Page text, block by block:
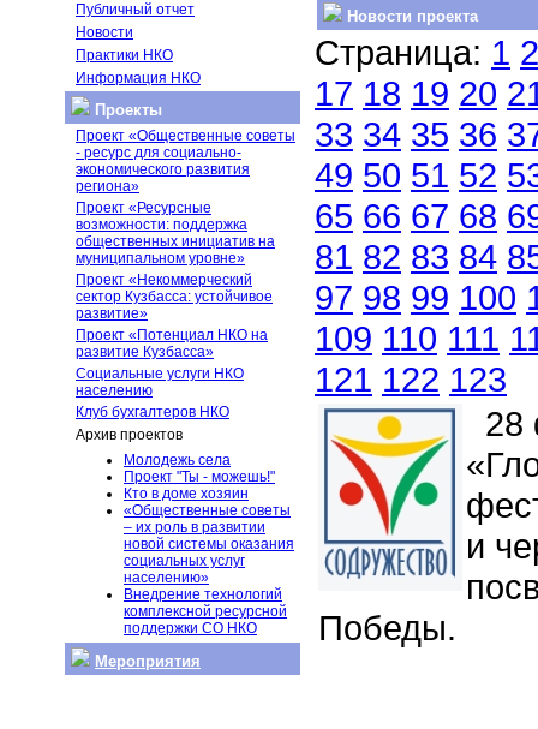
Публичный отчет
Новости
Практики НКО
Информация НКО
Проекты
Проект «Общественные советы
- ресурс для социально-
экономического развития
региона»
Проект «Ресурсные
возможности: поддержка
общественных инициатив на
муниципальном уровне»
Проект «Некоммерческий
сектор Кузбасса: устойчивое
развитие»
Проект «Потенциал НКО на
развитие Кузбасса»
Социальные услуги НКО
населению
Клуб бухгалтеров НКО
Архив проектов
Молодежь села
Проект "Ты - можешь!"
Кто в доме хозяин
«Общественные советы
– их роль в развитии
новой системы оказания
социальных услуг
населению»
Внедрение технологий
комплексной ресурсной
поддержки СО НКО
Мероприятия
Новости проекта
Страница: 1 2
17 18 19 20
33 34 35 36
49 50 51 52
65 66 67 68
81 82 83 84
97 98 99 100
109 110 111
121 122 123
28
и
Победы.